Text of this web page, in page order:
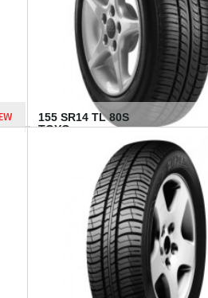
155 SR14 TL 80S
TOYO...